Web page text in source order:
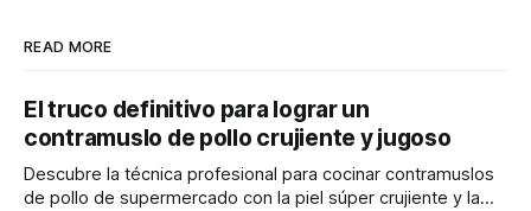
READ MORE
El truco definitivo para lograr un
contramuslo de pollo crujiente y jugoso
Descubre la técnica profesional para cocinar contramuslos
de pollo de supermercado con la piel súper crujiente y la